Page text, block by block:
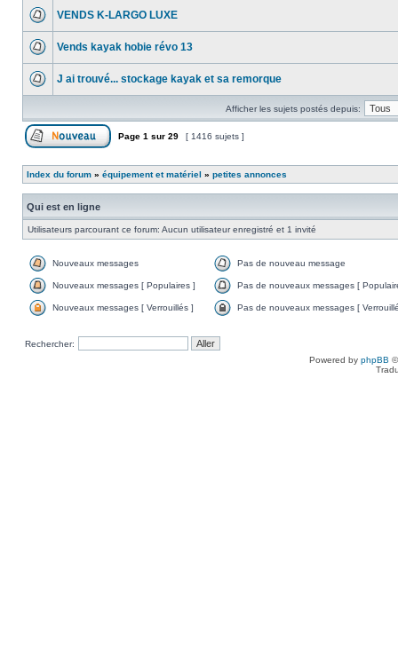
VENDS K-LARGO LUXE
Vends kayak hobie révo 13
J ai trouvé... stockage kayak et sa remorque
Afficher les sujets postés depuis:
Page 1 sur 29 [ 1416 sujets ]
Index du forum » équipement et matériel » petites annonces
Qui est en ligne
Utilisateurs parcourant ce forum: Aucun utilisateur enregistré et 1 invité
Nouveaux messages Pas de nouveau message
Nouveaux messages [ Populaires ] Pas de nouveaux messages [
Nouveaux messages [ Verrouillés ] Pas de nouveaux messages [
Rechercher:
Powered by phpBB